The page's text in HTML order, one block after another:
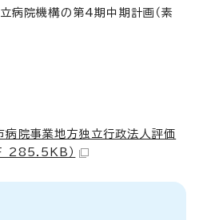
病院機構の第4期中期計画（素
院事業地方独立行政法人評価
285.5KB）